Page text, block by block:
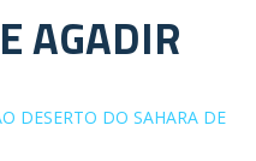
AGADIR
DESERTO DO SAHARA DE